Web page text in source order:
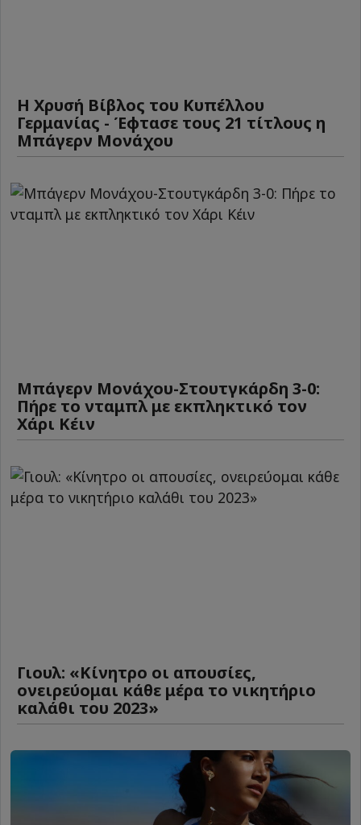
Η Χρυσή Βίβλος του Κυπέλλου
Γερμανίας - Έφτασε τους 21 τίτλους η
Μπάγερν Μονάχου
Μπάγερν Μονάχου-Στουτγκάρδη 3-0:
Πήρε το νταμπλ με εκπληκτικό τον
Χάρι Κέιν
Γιουλ: «Κίνητρο οι απουσίες,
ονειρεύομαι κάθε μέρα το νικητήριο
καλάθι του 2023»